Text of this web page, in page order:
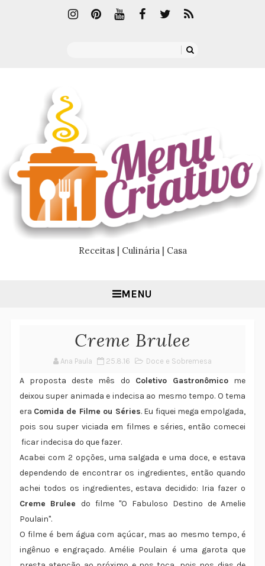
Receitas | Culinária | Casa
MENU
Creme Brulee
Ana Paula 25.8.16 Doce e Sobremesa
A proposta deste mês do Coletivo Gastronômico me
deixou super animada e indecisa ao mesmo tempo. O tema
era Comida de Filme ou Séries. Eu fiquei mega empolgada,
pois sou super viciada em filmes e séries, então comecei
ficar indecisa do que fazer.
Acabei com 2 opções, uma salgada e uma doce, e estava
dependendo de encontrar os ingredientes, então quando
achei todos os ingredientes, estava decidido: Iria fazer o
Creme Bruleedo filme "O Fabuloso Destino de Amelie
Poulain".
O filme é bem água com açúcar, mas ao mesmo tempo, é
ingênuo e engraçado. Amélie Poulain é uma garota que